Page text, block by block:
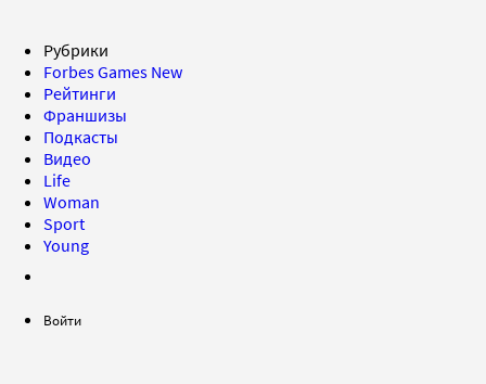
Рубрики
Forbes Games New
Рейтинги
Франшизы
Подкасты
Видео
Life
Woman
Sport
Young
Войти